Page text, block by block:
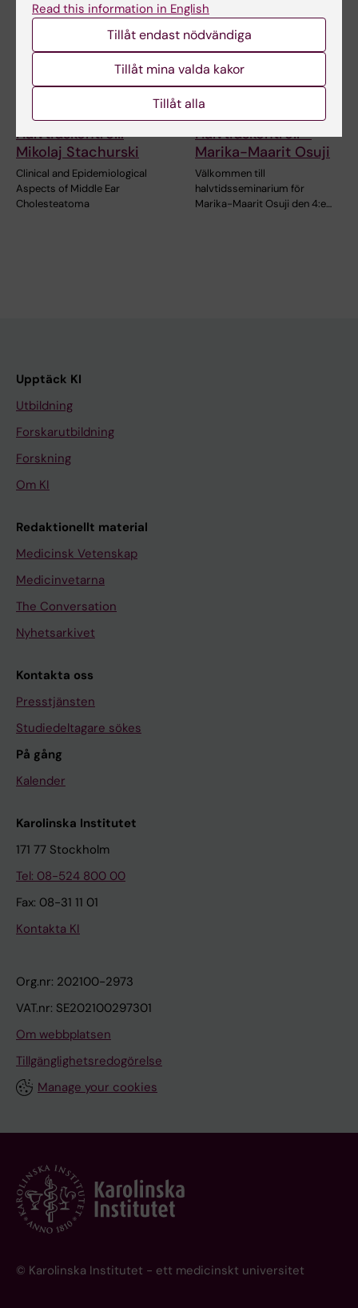
Halvtidskontroll:
Mikolaj Stachurski
Clinical and Epidemiological
Aspects of Middle Ear
Cholesteatoma
4 sep 2026
Halvtidskontroll -
Marika-Maarit Osuji
Välkommen till
halvtidsseminarium för
Marika-Maarit Osuji den 4:e…
Upptäck KI
Utbildning
Forskarutbildning
Forskning
Om KI
Redaktionellt material
Medicinsk Vetenskap
Medicinvetarna
The Conversation
Nyhetsarkivet
Kontakta oss
Presstjänsten
Studiedeltagare sökes
På gång
Kalender
Karolinska Institutet
171 77 Stockholm
Tel: 08-524 800 00
Fax: 08-31 11 01
Kontakta KI
Org.nr: 202100-2973
VAT.nr: SE202100297301
Om webbplatsen
Tillgänglighetsredogörelse
Manage your cookies
© Karolinska Institutet - ett medicinskt universitet
Read this information in English
Tillåt endast nödvändiga
Tillåt mina valda kakor
Tillåt alla